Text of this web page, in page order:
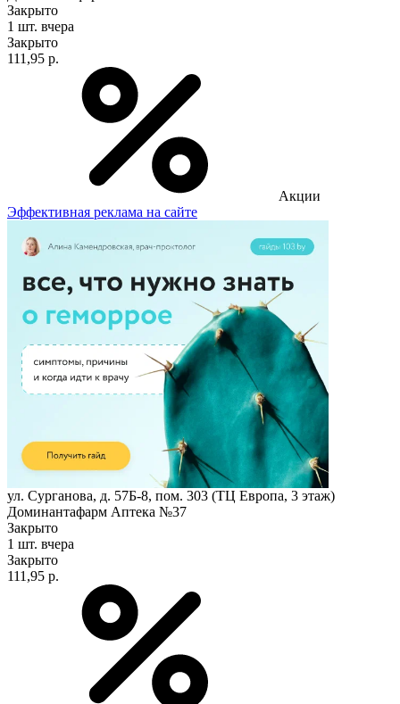
Закрыто
1 шт. вчера
Закрыто
111,95 р.
Акции
Эффективная реклама на сайте
ул. Сурганова, д. 57Б-8, пом. 303 (ТЦ Европа, 3 этаж)
Доминантафарм Аптека №37
Закрыто
1 шт. вчера
Закрыто
111,95 р.